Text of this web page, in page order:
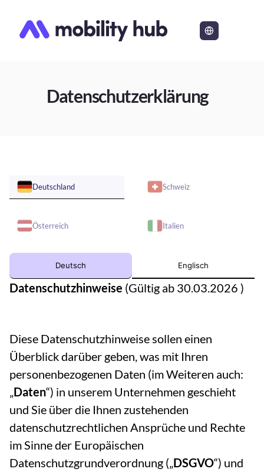
Datenschutzerklärung
Deutschland Schweiz
Österreich Italien
Deutsch Englisch
Datenschutzhinweise (Gültig ab 30.03.2026 )
Diese Datenschutzhinweise sollen einen
Überblick darüber geben, was mit Ihren
personenbezogenen Daten (im Weiteren auch:
„Daten“) in unserem Unternehmen geschieht
und Sie über die Ihnen zustehenden
datenschutzrechtlichen Ansprüche und Rechte
im Sinne der Europäischen
Datenschutzgrundverordnung („DSGVO“) und